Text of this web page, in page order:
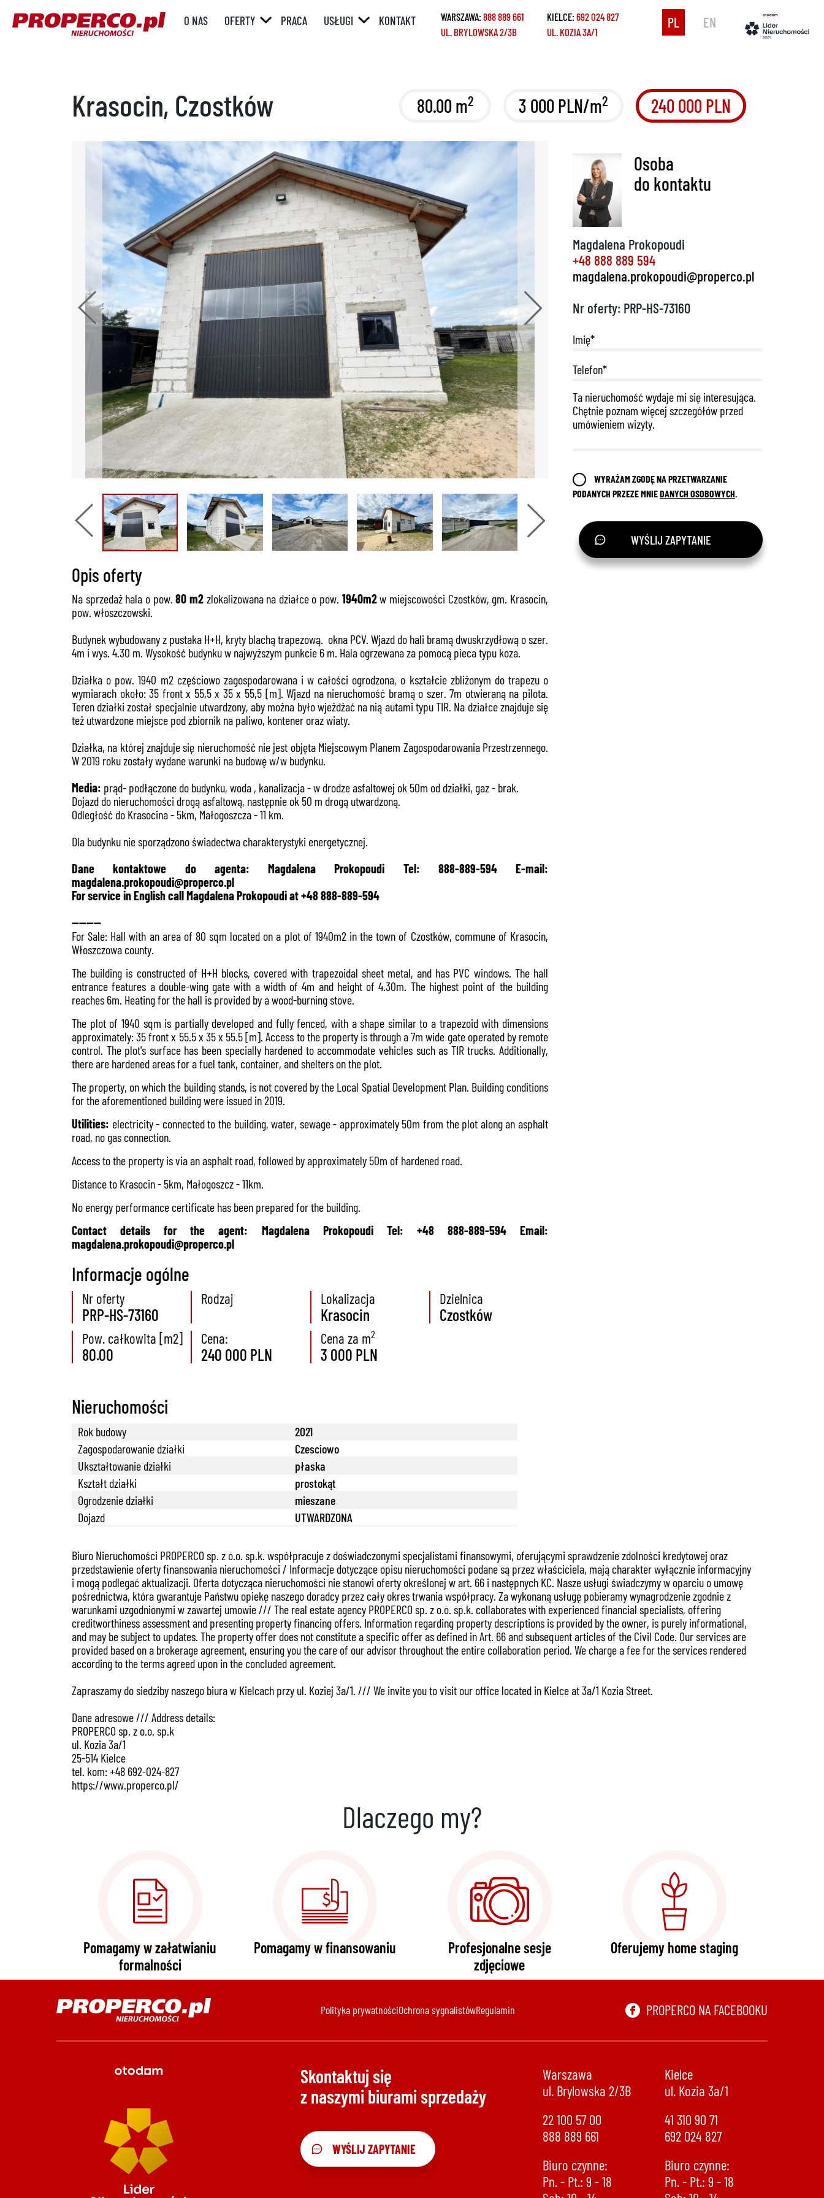
O NAS OFERTY PRACA USŁUGI
KREDYTY
REMONTY
HOME STAGING
KONTAKT WARSZAWA:888 889 661
UL. BRYLOWSKA 2/3B
KIELCE:692 024 827
UL. KOZIA 3A/1
PL EN
Krasocin, Czostków 80.00 m2 3 000 PLN/m2 240 000 PLN
Opis oferty
Na sprzedaż hala o pow. 80 m2zlokalizowana na działce o pow. 1940m2w miejscowości Czostków, gm. Krasocin,
pow. włoszczowski.
Budynek wybudowany z pustaka H+H, kryty blachą trapezową. okna PCV. Wjazd do hali bramą dwuskrzydłową o szer.
4m i wys. 4.30 m. Wysokość budynku w najwyższym punkcie 6 m. Hala ogrzewana za pomocą pieca typu koza.
Działka o pow. 1940 m2 częściowo zagospodarowana i w całości ogrodzona, o kształcie zbliżonym do trapezu o
wymiarach około: 35 front x 55,5 x 35 x 55,5 [m]. Wjazd na nieruchomość bramą o szer. 7m otwieraną na pilota.
Teren działki został specjalnie utwardzony, aby można było wjeżdżać na nią autami typu TIR. Na działce znajduje się
też utwardzone miejsce pod zbiornik na paliwo, kontener oraz wiaty.
Działka, na której znajduje się nieruchomość nie jest objęta Miejscowym Planem Zagospodarowania Przestrzennego.
W 2019 roku zostały wydane warunki na budowę w/w budynku.
Media: prąd- podłączone do budynku, woda , kanalizacja - w drodze asfaltowej ok 50m od działki, gaz - brak.
Dojazd do nieruchomości drogą asfaltową, następnie ok 50 m drogą utwardzoną.
Odległość do Krasocina - 5km, Małogoszcza - 11 km.
Dla budynku nie sporządzono świadectwa charakterystyki energetycznej.
Dane kontaktowe do agenta: Magdalena Prokopoudi Tel: 888-889-594 E-mail:
magdalena.prokopoudi@properco.pl
For service in English call Magdalena Prokopoudi at +48 888-889-594
--------
For Sale: Hall with an area of 80 sqm located on a plot of 1940m2 in the town of Czostków, commune of Krasocin,
Włoszczowa county.
The building is constructed of H+H blocks, covered with trapezoidal sheet metal, and has PVC windows. The hall
entrance features a double-wing gate with a width of 4m and height of 4.30m. The highest point of the building
reaches 6m. Heating for the hall is provided by a wood-burning stove.
The plot of 1940 sqm is partially developed and fully fenced, with a shape similar to a trapezoid with dimensions
approximately: 35 front x 55.5 x 35 x 55.5 [m]. Access to the property is through a 7m wide gate operated by remote
control. The plot's surface has been specially hardened to accommodate vehicles such as TIR trucks. Additionally,
there are hardened areas for a fuel tank, container, and shelters on the plot.
The property, on which the building stands, is not covered by the Local Spatial Development Plan. Building conditions
for the aforementioned building were issued in 2019.
Utilities: electricity - connected to the building, water, sewage - approximately 50m from the plot along an asphalt
road, no gas connection.
Access to the property is via an asphalt road, followed by approximately 50m of hardened road.
Distance to Krasocin - 5km, Małogoszcz - 11km.
No energy performance certificate has been prepared for the building.
Contact details for the agent: Magdalena Prokopoudi Tel: +48 888-889-594 Email:
magdalena.prokopoudi@properco.pl
Informacje ogólne
Nr oferty
PRP-HS-73160
Rodzaj Lokalizacja
Krasocin
Dzielnica
Czostków
Pow. całkowita [m2]
80.00
Cena:
240 000 PLN
Cena za m2
3 000 PLN
Nieruchomości
Rok budowy
2021
Zagospodarowanie działki
Czesciowo
Ukształtowanie działki
płaska
Kształt działki
prostokąt
Ogrodzenie działki
mieszane
Dojazd
UTWARDZONA
Osoba
do kontaktu
Magdalena Prokopoudi
+48 888 889 594
magdalena.prokopoudi@properco.pl
Nr oferty: PRP-HS-73160
WYRAŻAM ZGODĘ NA PRZETWARZANIE
PODANYCH PRZEZE MNIEDANYCH OSOBOWYCH.
WYŚLIJ ZAPYTANIE
Biuro Nieruchomości PROPERCO sp. z o.o. sp.k. współpracuje z doświadczonymi specjalistami finansowymi, oferującymi sprawdzenie zdolności kredytowej oraz
przedstawienie oferty finansowania nieruchomości / Informacje dotyczące opisu nieruchomości podane są przez właściciela, mają charakter wyłącznie informacyjny
i mogą podlegać aktualizacji. Oferta dotycząca nieruchomości nie stanowi oferty określonej w art. 66 i następnych KC. Nasze usługi świadczymy w oparciu o umowę
pośrednictwa, która gwarantuje Państwu opiekę naszego doradcy przez cały okres trwania współpracy. Za wykonaną usługę pobieramy wynagrodzenie zgodnie z
warunkami uzgodnionymi w zawartej umowie /// The real estate agency PROPERCO sp. z o.o. sp.k. collaborates with experienced financial specialists, offering
creditworthiness assessment and presenting property financing offers. Information regarding property descriptions is provided by the owner, is purely informational,
and may be subject to updates. The property offer does not constitute a specific offer as defined in Art. 66 and subsequent articles of the Civil Code. Our services are
provided based on a brokerage agreement, ensuring you the care of our advisor throughout the entire collaboration period. We charge a fee for the services rendered
according to the terms agreed upon in the concluded agreement.
Zapraszamy do siedziby naszego biura w Kielcach przy ul. Koziej 3a/1. /// We invite you to visit our office located in Kielce at 3a/1 Kozia Street.
Dane adresowe /// Address details:
PROPERCO sp. z o.o. sp.k
ul. Kozia 3a/1
25-514 Kielce
tel. kom: +48 692-024-827
https://www.properco.pl/
Dlaczego my?
Pomagamy w załatwianiu
formalności
Pomagamy w finansowaniu
Profesjonalne sesje
zdjęciowe
Oferujemy home staging
Polityka prywatnościOchrona sygnalistówRegulamin PROPERCO NA FACEBOOKU
Skontaktuj się
z naszymi biurami sprzedaży
WYŚLIJ ZAPYTANIE
Warszawa
ul. Brylowska 2/3B
22 100 57 00
888 889 661
Biuro czynne:
Pn. - Pt.: 9 - 18
Kielce
ul. Kozia 3a/1
41 310 90 71
692 024 827
Biuro czynne:
Pn. - Pt.: 9 - 18